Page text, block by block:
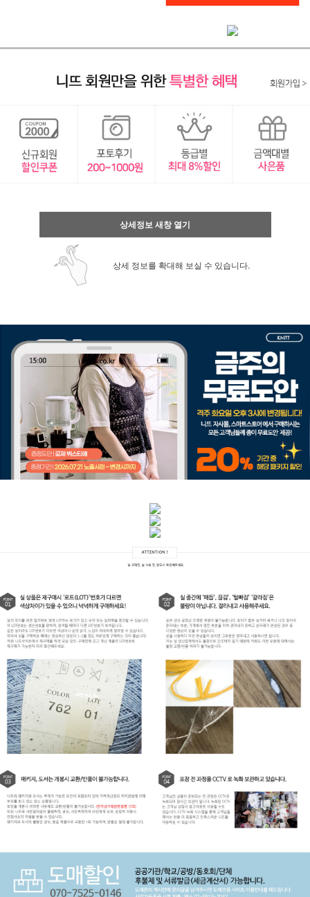
상세정보 새창 열기
상세 정보를 확대해 보실 수 있습니다.